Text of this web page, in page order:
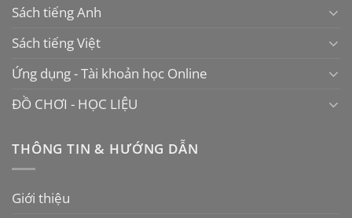
Sách tiếng Anh
Sách tiếng Việt
Ứng dụng - Tài khoản học Online
ĐỒ CHƠI - HỌC LIỆU
THÔNG TIN & HƯỚNG DẪN
Giới thiệu